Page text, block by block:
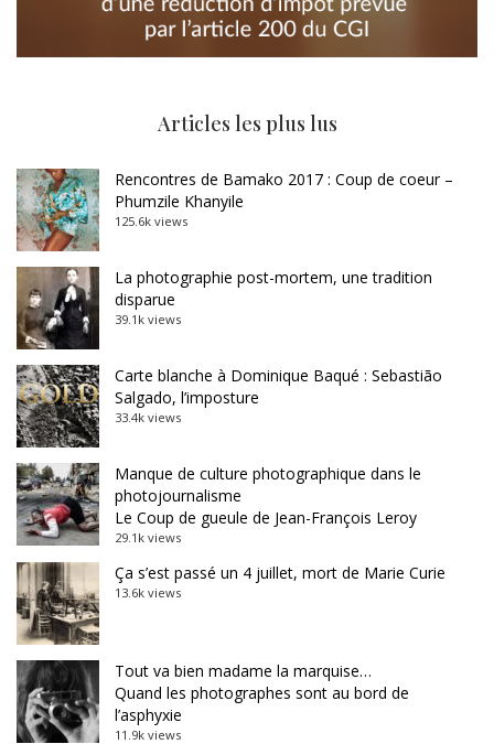
Articles les plus lus
Rencontres de Bamako 2017 : Coup de coeur –
Phumzile Khanyile
125.6k views
La photographie post-mortem, une tradition
disparue
39.1k views
Carte blanche à Dominique Baqué : Sebastião
Salgado, l’imposture
33.4k views
Manque de culture photographique dans le
photojournalisme
Le Coup de gueule de Jean-François Leroy
29.1k views
Ça s’est passé un 4 juillet, mort de Marie Curie
13.6k views
Tout va bien madame la marquise…
Quand les photographes sont au bord de
l’asphyxie
11.9k views